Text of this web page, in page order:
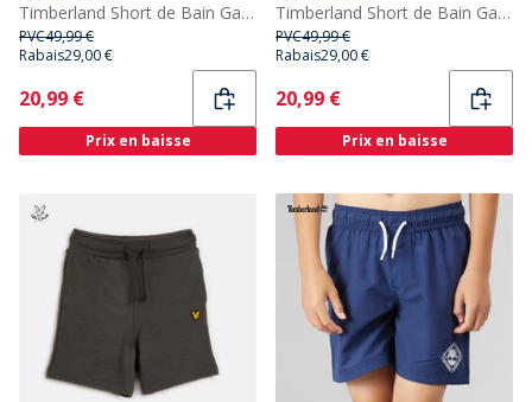
Timberland Short de Bain Garçon Oceania
PVC49,99 €
Rabais29,00 €
Current
20,99 €
Prix en baisse
Timberland Short de Bain Garçon Nectarine
PVC49,99 €
Rabais29,00 €
Current
20,99 €
Prix en baisse